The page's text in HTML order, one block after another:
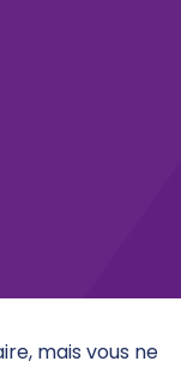
mais vous ne